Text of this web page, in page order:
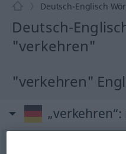
Deutsch-Englisch
Deutsch-
"verkehren"
"verkehren"
„verkehren“: